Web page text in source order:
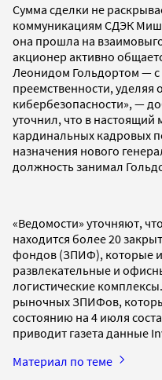
Сумма сделки не
коммуникациям СДЭК
она прошла на
акционер активно
Леонидом Гольдортом —
преемственности,
кибербезопасности», —
уточнил, что в
кардинальных кадровых
назначения нового
должность занимал
«Ведомости» уточняют,
находится более 20
фондов (ЗПИФ), которые
развлекательные и
логистические
рыночных ЗПИФов,
состоянию на 4 июля
приводит газета данные
Материал по теме